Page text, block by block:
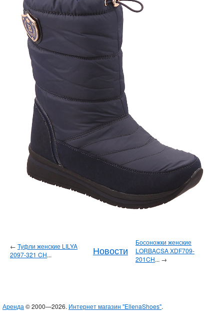
← Туфли женские LILYA
2097-321 CH... Новости
Босоножки женские
LORBACSA XDF709-
201CH... →
Аренда © 2000—2026. Интернет магазин "EllenaShoes".